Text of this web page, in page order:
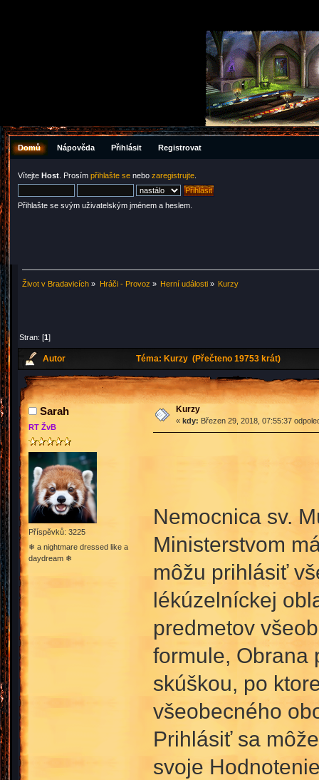
Domů Nápověda Přihlásit Registrovat
Vítejte Host . Prosím přihlašte se nebo zaregistrujte
Přihlašte se svým uživatelským jménem a heslem.
Život v Bradavicích » Hráči - Provoz » Herní události» Kurzy
Stran: [1]
Autor Téma: Kurzy (Přečteno 19753 krát)
Sarah
RT ŽvB
Příspěvků: 3225
❄ a nightmare dressed like a
daydream ❄
Kurzy
« kdy: Březen 29, 2018, 07:55:37
Nemocnica sv.
Ministerstvom
môžu prihlásiť
lékúzelníckej
predmetov
formule, Obrana
skúškou, po
všeobecného
Prihlásiť sa
svoje